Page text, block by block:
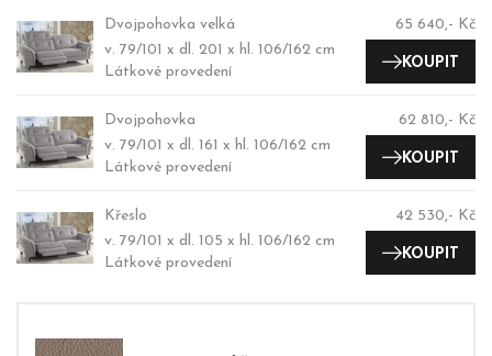
Dvojpohovka velká
v. 79/101 x dl. 201 x hl. 106/162 cm
Látkové provedení
65 640,- Kč
KOUPIT
Dvojpohovka
v. 79/101 x dl. 161 x hl. 106/162 cm
Látkové provedení
62 810,- Kč
KOUPIT
Křeslo
v. 79/101 x dl. 105 x hl. 106/162 cm
Látkové provedení
42 530,- Kč
KOUPIT